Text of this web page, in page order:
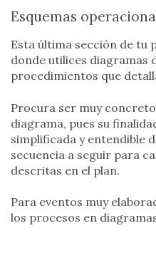
Esquemas
Esta última sección de tu
donde utilices diagramas
procedimientos que
Procura ser muy
diagrama, pues su
simplificada y entendible
secuencia a seguir para
descritas en el plan.
Para eventos muy
los procesos en